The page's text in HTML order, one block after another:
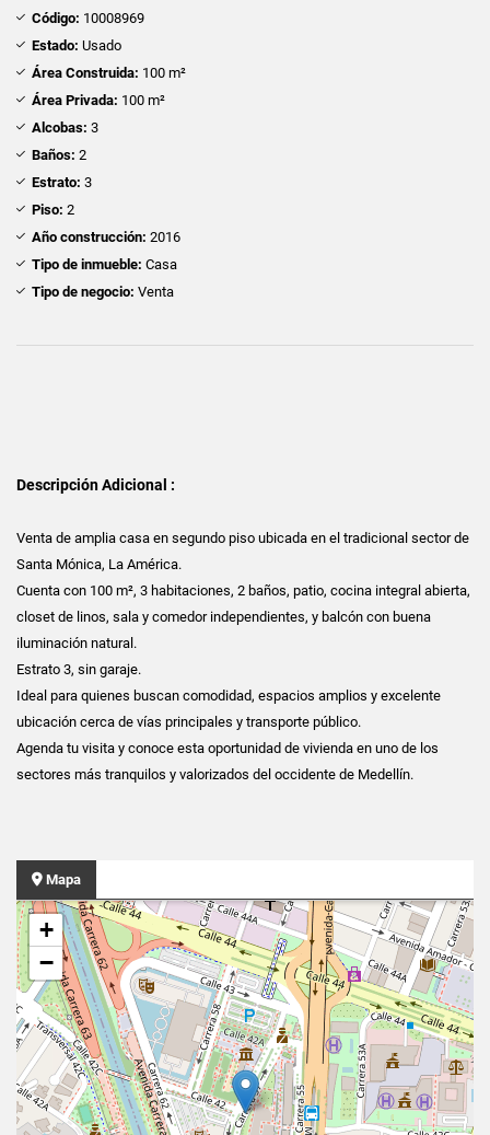
Código: 10008969
Estado: Usado
Área Construida: 100 m²
Área Privada: 100 m²
Alcobas: 3
Baños: 2
Estrato: 3
Piso: 2
Año construcción: 2016
Tipo de inmueble: Casa
Tipo de negocio: Venta
Descripción Adicional :
Venta de amplia casa en segundo piso ubicada en el tradicional sector de
Santa Mónica, La América.
Cuenta con 100 m², 3 habitaciones, 2 baños, patio, cocina integral abierta,
closet de linos, sala y comedor independientes, y balcón con buena
iluminación natural.
Estrato 3, sin garaje.
Ideal para quienes buscan comodidad, espacios amplios y excelente
ubicación cerca de vías principales y transporte público.
Agenda tu visita y conoce esta oportunidad de vivienda en uno de los
sectores más tranquilos y valorizados del occidente de Medellín.
Mapa
+
−